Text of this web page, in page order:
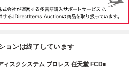
ョンは終了しています
ィスクシステム プロレス 任天堂 FCD■